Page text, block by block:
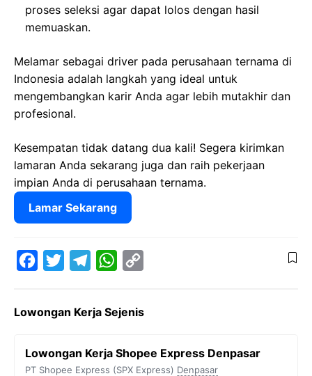
proses seleksi agar dapat lolos dengan hasil
memuaskan.
Melamar sebagai driver pada perusahaan ternama di
Indonesia adalah langkah yang ideal untuk
mengembangkan karir Anda agar lebih mutakhir dan
profesional.
Kesempatan tidak datang dua kali! Segera kirimkan
lamaran Anda sekarang juga dan raih pekerjaan
impian Anda di perusahaan ternama.
Lamar Sekarang
t
g
L
Lowongan Kerja Sejenis
Lowongan Kerja Shopee Express Denpasar
PT Shopee Express (SPX Express) Denpasar